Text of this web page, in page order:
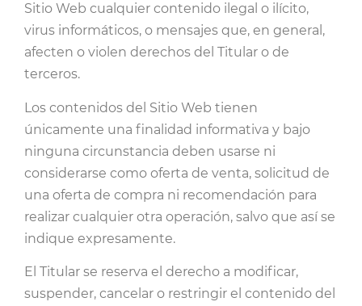
Sitio Web cualquier contenido ilegal o ilícito,
virus informáticos, o mensajes que, en general,
afecten o violen derechos del Titular o de
terceros.
Los contenidos del Sitio Web tienen
únicamente una finalidad informativa y bajo
ninguna circunstancia deben usarse ni
considerarse como oferta de venta, solicitud de
una oferta de compra ni recomendación para
realizar cualquier otra operación, salvo que así se
indique expresamente.
El Titular se reserva el derecho a modificar,
suspender, cancelar o restringir el contenido del